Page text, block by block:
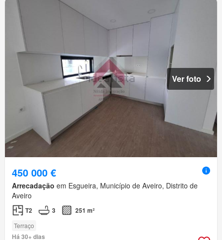
Ver foto
450 000 €
Arrecadação em Esgueira, Município de Aveiro, Distrito de
Aveiro
T2 3 251 m²
Terraço
Há 30+ dias